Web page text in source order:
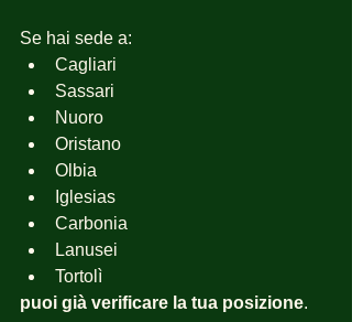
Se hai sede a:
Cagliari
Sassari
Nuoro
Oristano
Olbia
Iglesias
Carbonia
Lanusei
Tortolì
puoi già verificare la tua posizione.